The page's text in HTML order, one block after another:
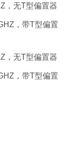
，无T型偏置器
，带T型偏置
，无T型偏置器
，带T型偏置